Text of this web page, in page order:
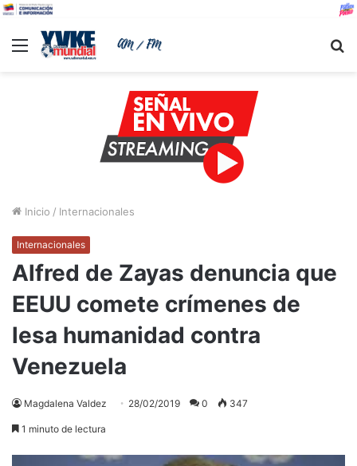
Menu
Inicio / Internacionales
Internacionales
Alfred de Zayas denuncia que
EEUU comete crímenes de
lesa humanidad contra
Venezuela
Magdalena Valdez 28/02/2019 0 347
1 minuto de lectura